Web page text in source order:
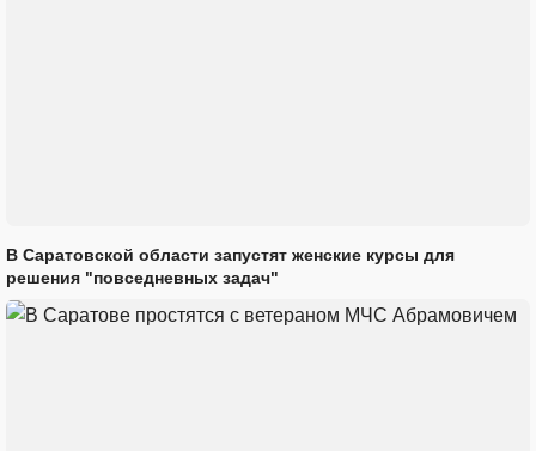
В Саратовской области запустят женские курсы для
решения "повседневных задач"